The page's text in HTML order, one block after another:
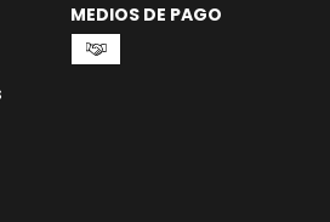
MEDIOS DE PAGO